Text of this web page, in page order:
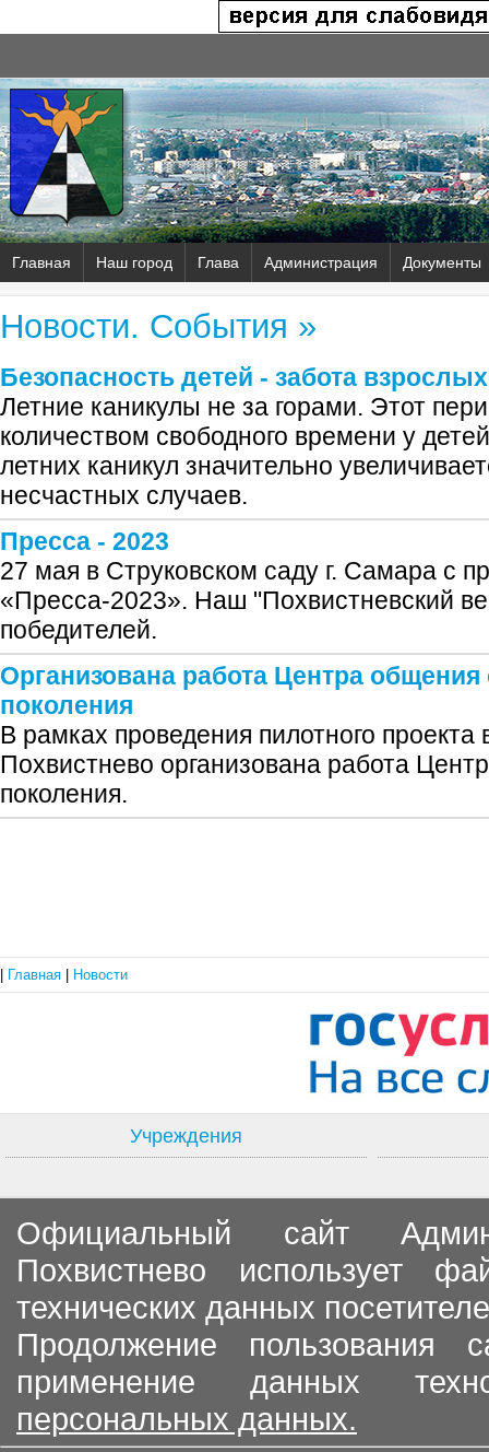
Главная Наш город Глава Администрация Документы
Новости. События »
Безопасность детей - забота взрослых
Летние каникулы не за горами. Этот
количеством свободного времени у
летних каникул значительно
несчастных случаев.
Пресса - 2023
27 мая в Струковском саду г. Самара с
«Пресса-2023». Наш "Похвистневский
победителей.
Организована работа Центра общения
поколения
В рамках проведения пилотного проекта
Похвистнево организована работа
поколения.
Главная Новости
Учреждения
Официальный сайт
Похвистнево использует
технических данных
Продолжение пользования
применение данных
персональных данных.